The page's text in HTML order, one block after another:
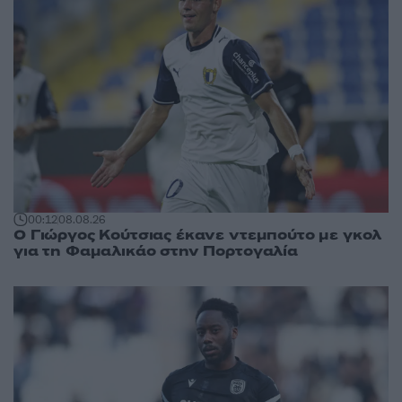
00:1208.08.26
Ο Γιώργος Κούτσιας έκανε ντεμπούτο με γκολ
για τη Φαμαλικάο στην Πορτογαλία